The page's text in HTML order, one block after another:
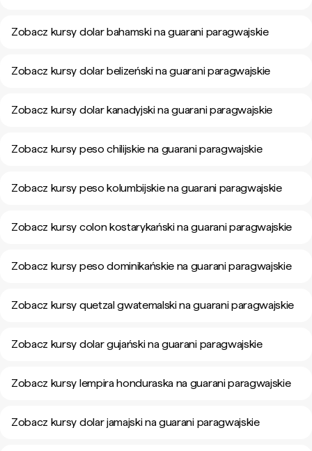
Zobacz kursy dolar bahamski na guarani paragwajskie
Zobacz kursy dolar belizeński na guarani paragwajskie
Zobacz kursy dolar kanadyjski na guarani paragwajskie
Zobacz kursy peso chilijskie na guarani paragwajskie
Zobacz kursy peso kolumbijskie na guarani paragwajskie
Zobacz kursy colon kostarykański na guarani paragwajskie
Zobacz kursy peso dominikańskie na guarani paragwajskie
Zobacz kursy quetzal gwatemalski na guarani paragwajskie
Zobacz kursy dolar gujański na guarani paragwajskie
Zobacz kursy lempira honduraska na guarani paragwajskie
Zobacz kursy dolar jamajski na guarani paragwajskie